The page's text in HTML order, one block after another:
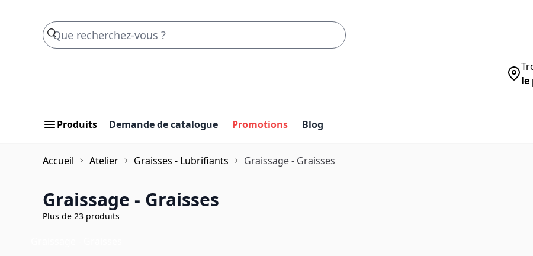
le
Produits Demande de catalogue Promotions Blog
Accueil Atelier Graisses - Lubrifiants Graissage - Graisses
Graissage - Graisses
Plus de 23 produits